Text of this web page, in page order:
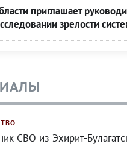
приглашает
зрелости
СВО из Эхирит-